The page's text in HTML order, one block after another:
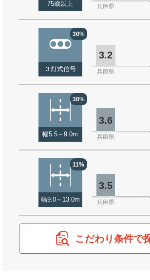
75歳以上 兵庫県
30%
３灯式信号
3.2
兵庫県
30%
幅5.5～9.0m
3.6
兵庫県
11%
幅9.0～13.0m
3.5
兵庫県
こだわり条件で